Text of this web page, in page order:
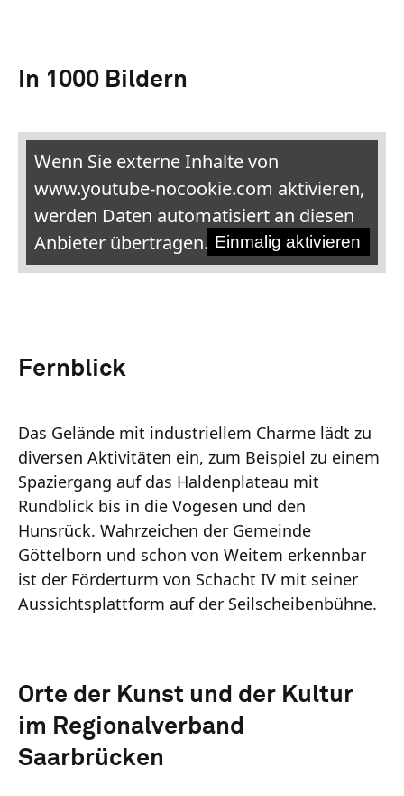
In 1000 Bildern
Wenn Sie externe Inhalte von
www.youtube-nocookie.com aktivieren,
werden Daten automatisiert an diesen
Anbieter übertragen. Einmalig aktivieren
Fernblick
Das Gelände mit industriellem Charme lädt zu
diversen Aktivitäten ein, zum Beispiel zu einem
Spaziergang auf das Haldenplateau mit
Rundblick bis in die Vogesen und den
Hunsrück. Wahrzeichen der Gemeinde
Göttelborn und schon von Weitem erkennbar
ist der Förderturm von Schacht IV mit seiner
Aussichtsplattform auf der Seilscheibenbühne.
Orte der Kunst und der Kultur
im Regionalverband
Saarbrücken